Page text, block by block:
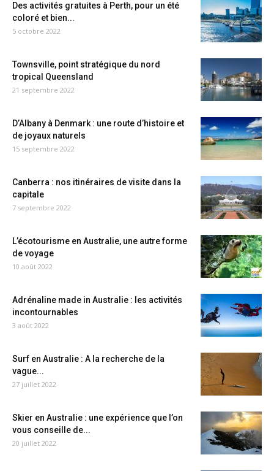
Des activités gratuites à Perth, pour un été
coloré et bien...
5 octobre 2022
Townsville, point stratégique du nord
tropical Queensland
21 septembre 2022
D’Albany à Denmark : une route d’histoire et
de joyaux naturels
15 septembre 2022
Canberra : nos itinéraires de visite dans la
capitale
7 septembre 2022
L’écotourisme en Australie, une autre forme
de voyage
10 août 2022
Adrénaline made in Australie : les activités
incontournables
3 août 2022
Surf en Australie : A la recherche de la
vague...
27 juillet 2022
Skier en Australie : une expérience que l’on
vous conseille de...
20 juillet 2022